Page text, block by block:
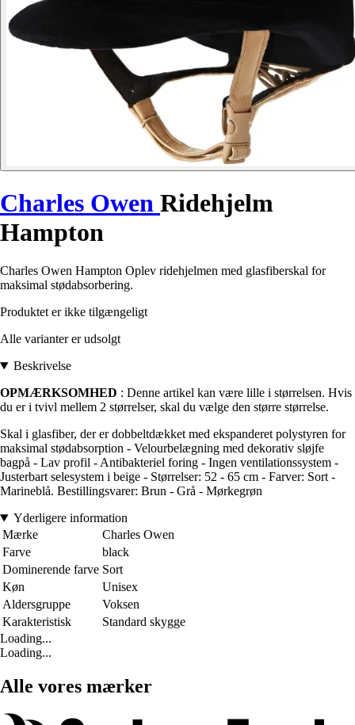
Charles Owen Ridehjelm
Hampton
Charles Owen Hampton Oplev ridehjelmen med glasfiberskal for
maksimal stødabsorbering.
Produktet er ikke tilgængeligt
Alle varianter er udsolgt
Beskrivelse
OPMÆRKSOMHED : Denne artikel kan være lille i størrelsen. Hvis
du er i tvivl mellem 2 størrelser, skal du vælge den større størrelse.
Skal i glasfiber, der er dobbeltdækket med ekspanderet polystyren for
maksimal stødabsorption - Velourbelægning med dekorativ sløjfe
bagpå - Lav profil - Antibakteriel foring - Ingen ventilationssystem -
Justerbart selesystem i beige - Størrelser: 52 - 65 cm - Farver: Sort -
Marineblå. Bestillingsvarer: Brun - Grå - Mørkegrøn
Yderligere information
Mærke
Charles Owen
Farve
black
Dominerende farve Sort
Køn
Unisex
Aldersgruppe
Voksen
Karakteristisk
Standard skygge
Loading...
Loading...
Alle vores mærker